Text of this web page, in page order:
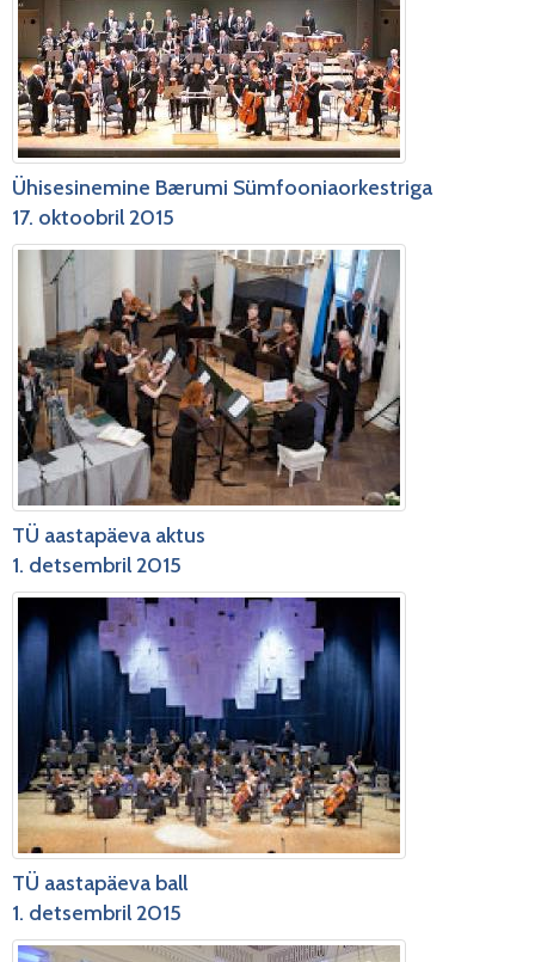
Ühisesinemine Bærumi Sümfooniaorkestriga
17. oktoobril 2015
TÜ aastapäeva aktus
1. detsembril 2015
TÜ aastapäeva ball
1. detsembril 2015